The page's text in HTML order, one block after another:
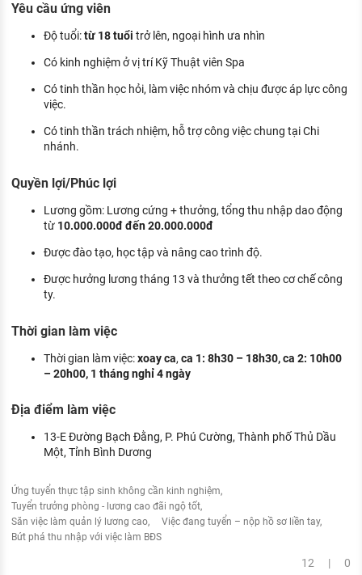
TUYỂN DỤNG VIỆC LÀM
Yêu cầu ứng viên
Độ tuổi:từ 18 tuổi trở lên, ngoại hình ưa nhìn
Có kinh nghiệm ở vị trí Kỹ Thuật viên Spa
Có tinh thần học hỏi, làm việc nhóm và chịu được áp lực công
việc.
Có tinh thần trách nhiệm, hỗ trợ công việc chung tại Chi
nhánh.
Quyền lợi/Phúc lợi
Lương gồm: Lương cứng + thưởng, tổng thu nhập dao động
từ 10.000.000đ đến 20.000.000đ
Được đào tạo, học tập và nâng cao trình độ.
Được hưởng lương tháng 13 và thưởng tết theo cơ chế công
ty.
Thời gian làm việc
Thời gian làm việc:xoay ca, ca 1: 8h30 – 18h30, ca 2: 10h00
– 20h00, 1 tháng nghỉ 4 ngày
Địa điểm làm việc
13-E Đường Bạch Đằng, P. Phú Cường, Thành phố Thủ Dầu
Một, Tỉnh Bình Dương
Ứng tuyển thực tập sinh không cần kinh nghiệm
Tuyển trưởng phòng - lương cao đãi ngộ tốt
Săn việc làm quản lý lương cao
Việc đang tuyển – nộp hồ sơ liền tay
Bứt phá thu nhập với việc làm BĐS
12 | 0